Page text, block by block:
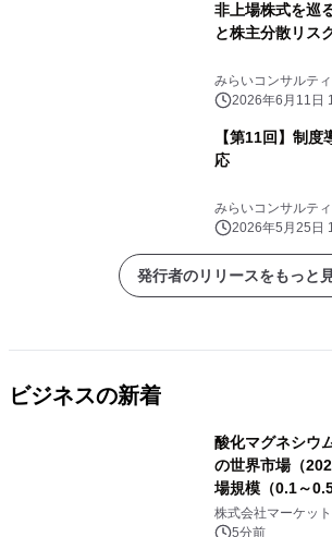
非上場株式を巡
と株主分散リス
みらいコンサルテ
2026年6月11日
【第11回】制
応
みらいコンサルテ
2026年5月25日
発行者のリリースをもっと
ビジネスの新着
酸化マグネシウ
の世界市場（
場規模（0.1～
mm、その他）
株式会社マーケッ
5分前